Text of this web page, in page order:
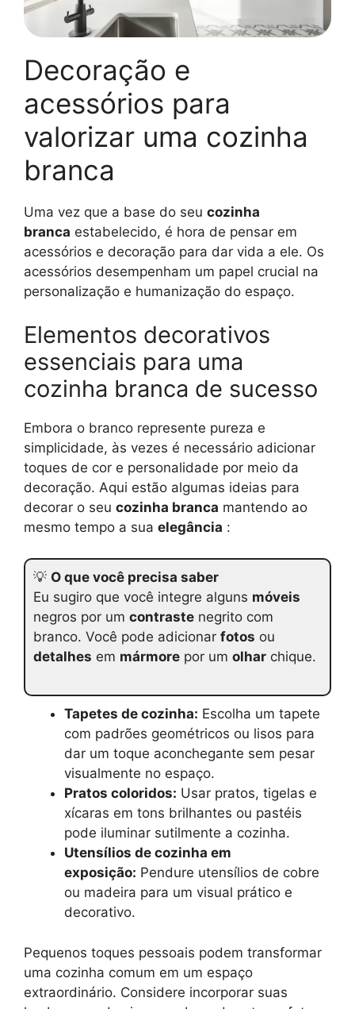
Decoração e
acessórios para
valorizar uma cozinha
branca
Uma vez que a base do seu cozinha
branca estabelecido, é hora de pensar em
acessórios e decoração para dar vida a ele. Os
acessórios desempenham um papel crucial na
personalização e humanização do espaço.
Elementos decorativos
essenciais para uma
cozinha branca de sucesso
Embora o branco represente pureza e
simplicidade, às vezes é necessário adicionar
toques de cor e personalidade por meio da
decoração. Aqui estão algumas ideias para
decorar o seu cozinha branca mantendo ao
mesmo tempo a sua elegância :
💡 O que você precisa saber
Eu sugiro que você integre alguns móveis
negros por um contraste negrito com
branco. Você pode adicionar fotos ou
detalhes em mármore por um olhar chique.
Tapetes de cozinha: Escolha um tapete
com padrões geométricos ou lisos para
dar um toque aconchegante sem pesar
visualmente no espaço.
Pratos coloridos: Usar pratos, tigelas e
xícaras em tons brilhantes ou pastéis
pode iluminar sutilmente a cozinha.
Utensílios de cozinha em
exposição: Pendure utensílios de cobre
ou madeira para um visual prático e
decorativo.
Pequenos toques pessoais podem transformar
uma cozinha comum em um espaço
extraordinário. Considere incorporar suas